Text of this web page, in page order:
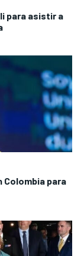
para asistir a
para